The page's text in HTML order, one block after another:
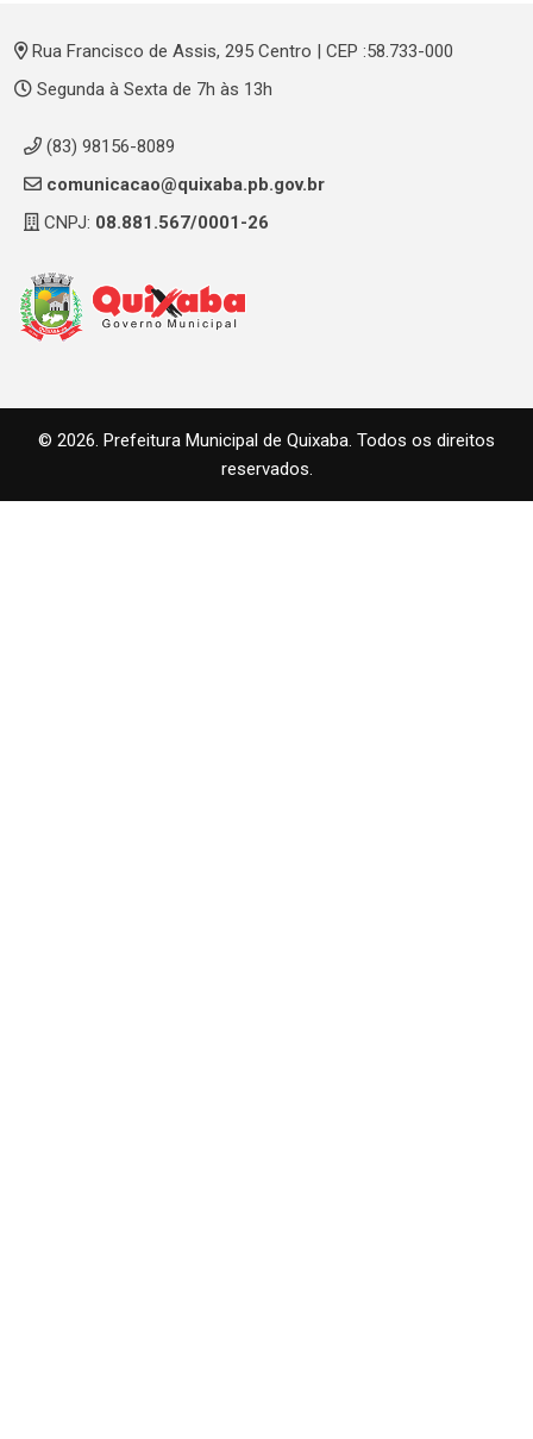
Rua Francisco de Assis, 295 Centro | CEP :58.733-000
Segunda à Sexta de 7h às 13h
(83) 98156-8089
comunicacao@quixaba.pb.gov.br
CNPJ: 08.881.567/0001-26
© 2026. Prefeitura Municipal de Quixaba. Todos os direitos
reservados.